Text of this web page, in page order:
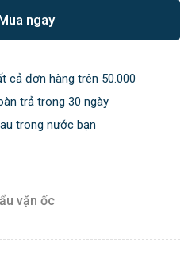
ngay
cả đơn hàng trên 50.000
trả trong 30 ngày
trong nước bạn
vặn ốc